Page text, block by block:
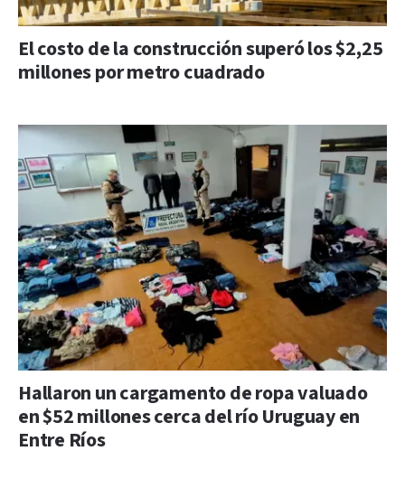
El costo de la construcción superó los $2,25
millones por metro cuadrado
Hallaron un cargamento de ropa valuado
en $52 millones cerca del río Uruguay en
Entre Ríos